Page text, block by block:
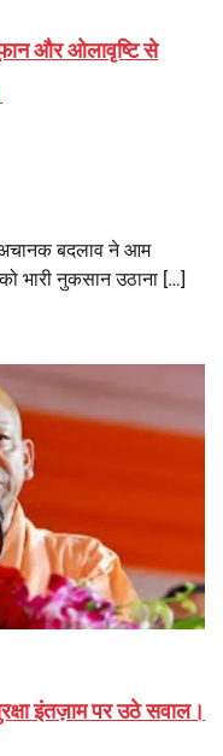
और ओलावृष्टि से
बदलाव ने आम
भारी नुकसान उठाना […]
इंतज़ाम पर उठे सवाल।